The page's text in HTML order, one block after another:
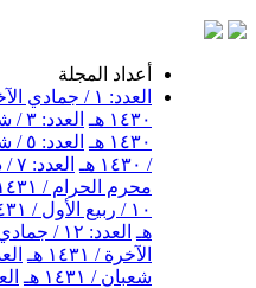
أعداد المجلة
العدد: ١ / جمادي الآخرة / ١٤٣٠ هـ
١٤٣٠ هـ
العدد: ٣ / شعبان / ١٤٣٠ هـ
١٤٣٠ هـ
العدد: ٥ / شوال / ١٤٣٠ هـ
/ ١٤٣٠ هـ
العدد: ٧ / ذي الحجة / ١٤٣٠ هـ
محرم الحرام / ١٤٣١ هـ
١٠ / ربيع الأول / ١٤٣١ هـ
هـ العدد: ١٢ / جمادي الأول / ١٤٣١ هـ
الآخرة / ١٤٣١ هـ
العدد:
شعبان / ١٤٣١ هـ
العدد: